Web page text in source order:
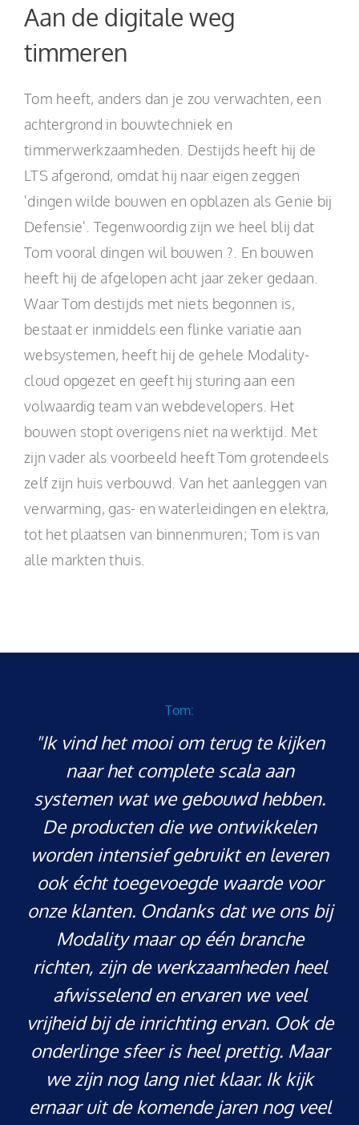
Aan de digitale weg
timmeren
Tom heeft, anders dan je zou verwachten, een
achtergrond in bouwtechniek en
timmerwerkzaamheden. Destijds heeft hij de
LTS afgerond, omdat hij naar eigen zeggen
'dingen wilde bouwen en opblazen als Genie bij
Defensie'. Tegenwoordig zijn we heel blij dat
Tom vooral dingen wil bouwen ?. En bouwen
heeft hij de afgelopen acht jaar zeker gedaan.
Waar Tom destijds met niets begonnen is,
bestaat er inmiddels een flinke variatie aan
websystemen, heeft hij de gehele Modality-
cloud opgezet en geeft hij sturing aan een
volwaardig team van webdevelopers. Het
bouwen stopt overigens niet na werktijd. Met
zijn vader als voorbeeld heeft Tom grotendeels
zelf zijn huis verbouwd. Van het aanleggen van
verwarming, gas- en waterleidingen en elektra,
tot het plaatsen van binnenmuren; Tom is van
alle markten thuis.
Tom:
"Ik vind het mooi om terug te kijken
naar het complete scala aan
systemen wat we gebouwd hebben.
De producten die we ontwikkelen
worden intensief gebruikt en leveren
ook écht toegevoegde waarde voor
onze klanten. Ondanks dat we ons bij
Modality maar op één branche
richten, zijn de werkzaamheden heel
afwisselend en ervaren we veel
vrijheid bij de inrichting ervan. Ook de
onderlinge sfeer is heel prettig. Maar
we zijn nog lang niet klaar. Ik kijk
ernaar uit de komende jaren nog veel